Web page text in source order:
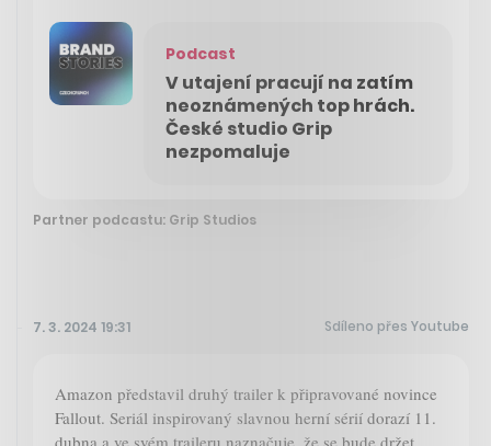
Podcast
V utajení pracují na zatím
neoznámených top hrách.
České studio Grip
nezpomaluje
Partner podcastu: Grip Studios
7. 3. 2024 19:31 Sdíleno přes Youtube
Amazon představil druhý trailer k připravované novince
Fallout. Seriál inspirovaný slavnou herní sérií dorazí 11.
dubna a ve svém traileru naznačuje, že se bude držet